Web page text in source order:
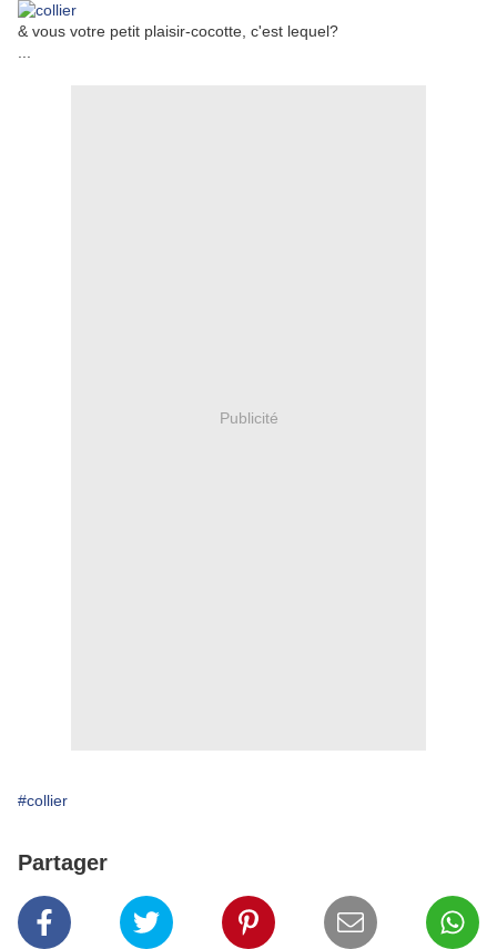
& vous votre petit plaisir-cocotte, c'est lequel?
Publicité
#collier
Partager